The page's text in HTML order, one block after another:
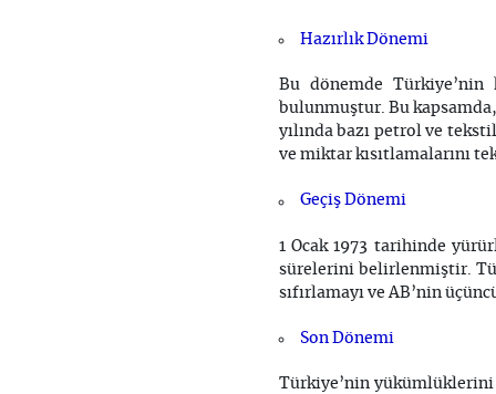
Hazırlık Dönemi
Bu dönemde
bulunmuştur. Bu
yılında bazı petrol ve
ve miktar kısıtlamalarını
Geçiş Dönemi
1 Ocak 1973 tarihinde
sürelerini belirlenmiştir.
sıfırlamayı ve AB’nin
Son Dönemi
Türkiye’nin yükümlüklerini